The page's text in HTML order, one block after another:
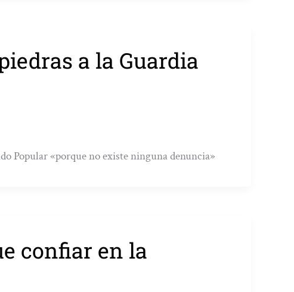
a la Guardia
Popular «porque no existe ninguna denuncia»
confiar en la